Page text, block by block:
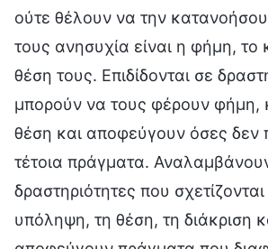
ούτε θέλουν να την
τους ανησυχία είναι η φήμη, το
θέση τους. Επιδίδονται σε
μπορούν να τους φέρουν φήμη,
θέση και αποφεύγουν όσες δεν
τέτοια πράγματα.
δραστηριότητες που
υπόληψη, τη θέση, τη διάκριση